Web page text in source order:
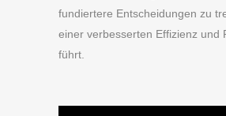
fundiertere Entscheidungen zu
einer verbesserten Effizienz und
führt.